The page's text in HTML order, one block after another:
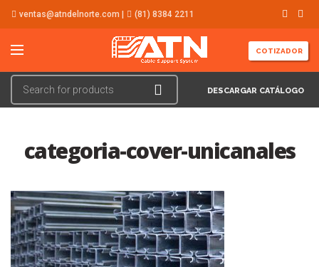
ventas@atndelnorte.com | (81) 8384 2211
COTIZADOR
DESCARGAR CATÁLOGO
categoria-cover-unicanales